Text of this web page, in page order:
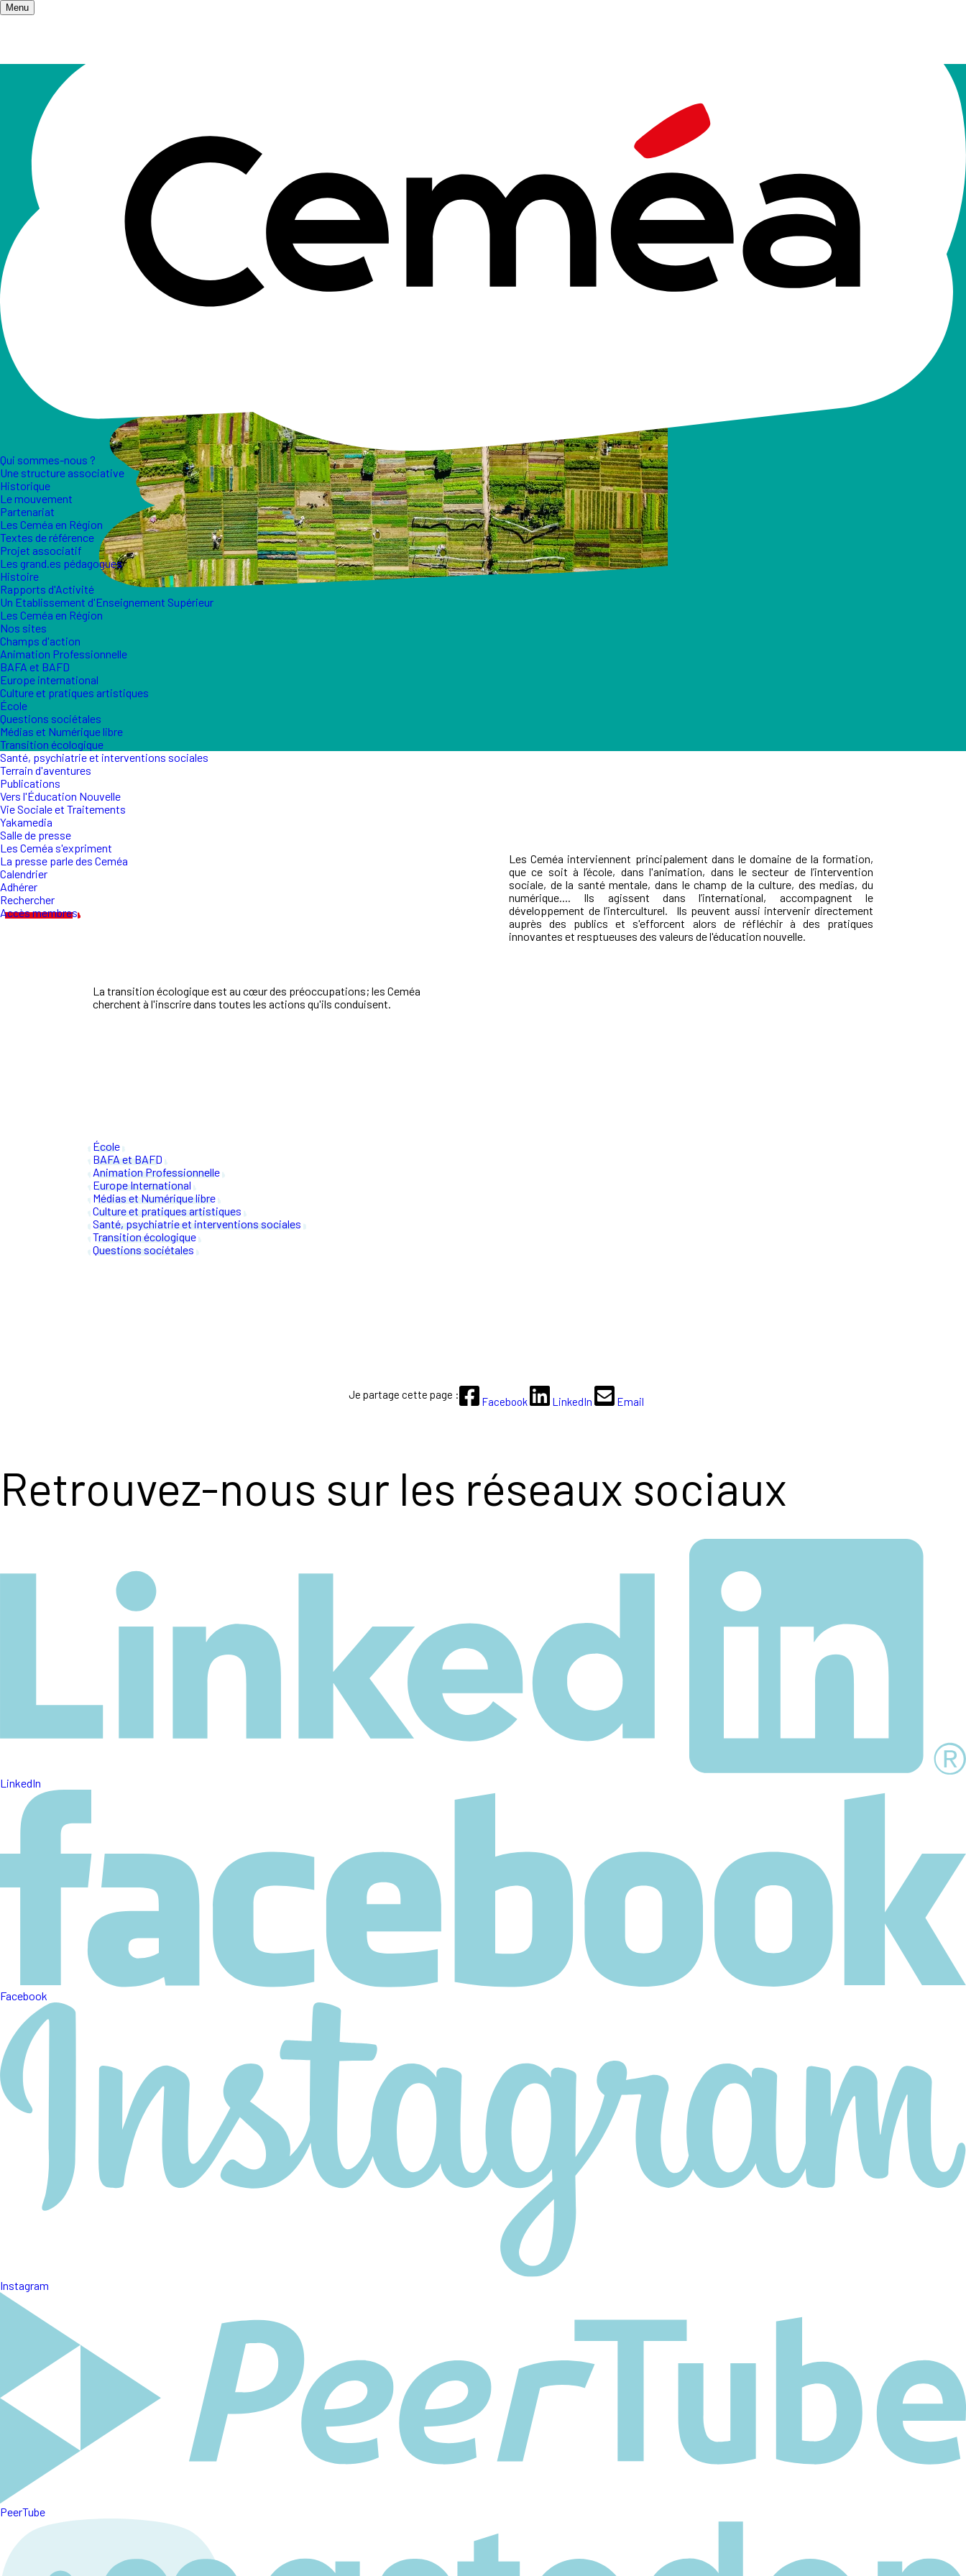
Menu
Qui sommes-nous ?
Une structure associative
Historique
Le mouvement
Partenariat
Les Ceméa en Région
Textes de référence
Projet associatif
Les grand.es pédagogues
Histoire
Rapports d'Activité
Un Etablissement d'Enseignement Supérieur
Les Ceméa en Région
Nos sites
Champs d'action
Animation Professionnelle
BAFA et BAFD
Europe international
Culture et pratiques artistiques
École
Questions sociétales
Médias et Numérique libre
Transition écologique
Santé, psychiatrie et interventions sociales
Terrain d'aventures
Publications
Vers l'Éducation Nouvelle
Vie Sociale et Traitements
Yakamedia
Salle de presse
Les Ceméa s'expriment
La presse parle des Ceméa
Calendrier
Adhérer
Rechercher
Accès membres
Champs d'action
Les champs d'action
II n’y a qu’une éducation. Elle s’adresse à tous. Elle est de tous les instants
D’une manière générale tout ce qui touche à l’éducation dans la société suscite l’intérêt des Ceméa et relève de leurs compétences.
La transition écologique est au cœur des préoccupations; les Ceméa
cherchent à l'inscrire dans toutes les actions qu'ils conduisent.
Les Ceméa interviennent principalement dans le domaine de la formation,
que ce soit à l’école, dans l'animation, dans le secteur de l’intervention
sociale, de la santé mentale, dans le champ de la culture, des medias, du
numérique.... Ils agissent dans l’international, accompagnent le
développement de l’interculturel. Ils peuvent aussi intervenir directement
auprès des publics et s'efforcent alors de réfléchir à des pratiques
innovantes et resptueuses des valeurs de l'éducation nouvelle.
École
BAFA et BAFD
Animation Professionnelle
Europe International
Médias et Numérique libre
Culture et pratiques artistiques
Santé, psychiatrie et interventions sociales
Transition écologique
Questions sociétales
Je partage cette page :
Facebook LinkedIn Email
Retrouvez-nous sur les réseaux sociaux
LinkedIn
Facebook
Instagram
PeerTube